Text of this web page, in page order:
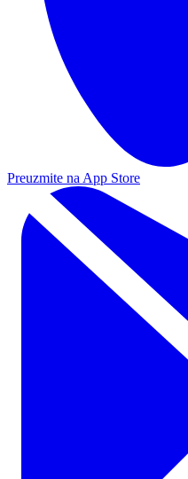
Preuzmite na App Store